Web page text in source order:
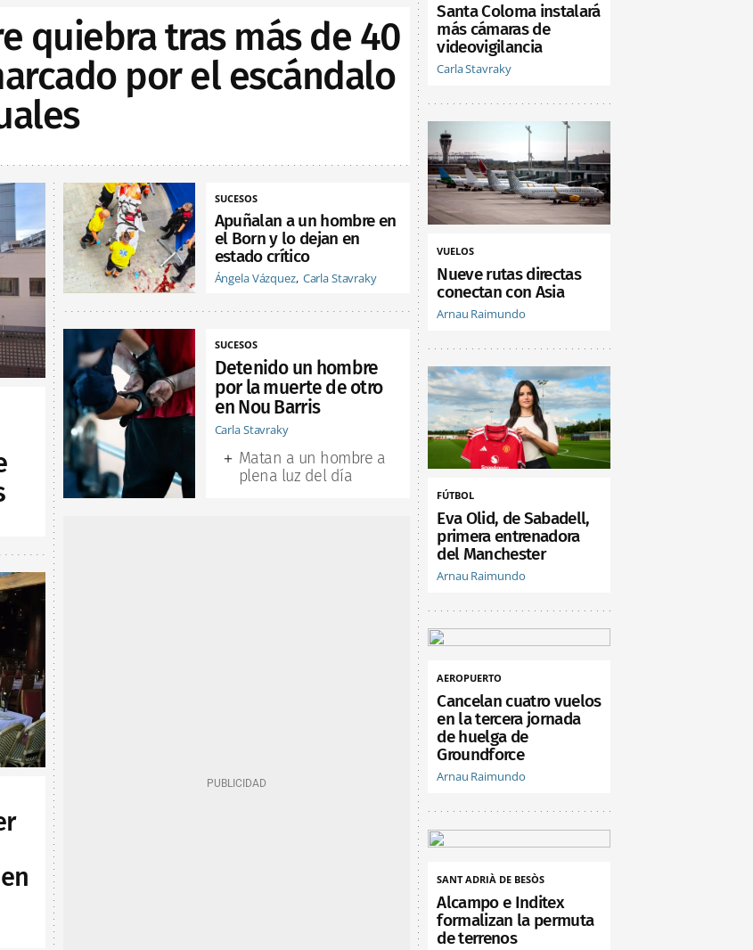
quiebra tras más de 40
por el escándalo
SUCESOS
Apuñalan a un hombre en
el Born y lo dejan en
estado crítico
Ángela Vázquez Carla Stavraky
SUCESOS
Detenido un hombre
por la muerte de otro
en Nou Barris
Carla Stavraky
Matan a un hombre a
plena luz del día
Santa Coloma instalará
más cámaras de
videovigilancia
Carla Stavraky
VUELOS
Nueve rutas directas
conectan con Asia
Arnau Raimundo
FÚTBOL
Eva Olid, de Sabadell,
primera entrenadora
del Manchester
Arnau Raimundo
AEROPUERTO
Cancelan cuatro vuelos
en la tercera jornada
de huelga de
Groundforce
Arnau Raimundo
SANT ADRIÀ DE BESÒS
Alcampo e Inditex
formalizan la permuta
de terrenos